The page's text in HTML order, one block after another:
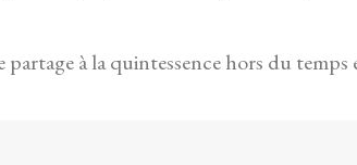
partage à la quintessence hors du temps